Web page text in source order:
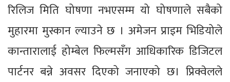
रिलिज मिति घोषणा नभएसम्म यो घोषणाले सबैको
मुहारमा मुस्कान ल्याउने छ । अमेजन प्राइम भिडियोले
कान्तारालाई होम्बेल फिल्मसँग आधिकारिक डिजिटल
पार्टनर बन्ने अवसर दिएको जनाएको छ। प्रिक्वेलले